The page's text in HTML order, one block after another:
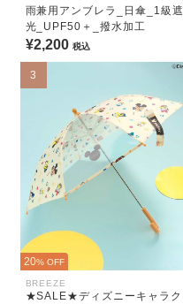
雨兼用アンブレラ_日傘_1級遮
光_UPF50＋_撥水加工
¥2,200 税込
3
20% OFF
BREEZE
★SALE★ディズニーキャラク